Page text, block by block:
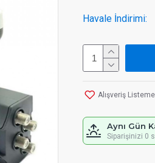
Havale İndirimi:
Alışveriş
Aynı Gün
Siparişinizi 0